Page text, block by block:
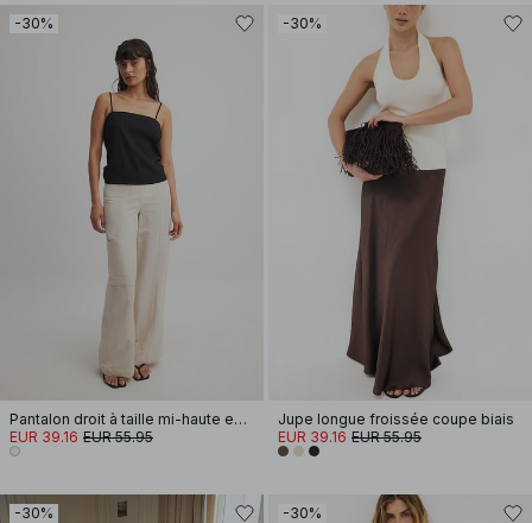
-30%
Pantalon droit à taille mi-haute en lin mélangé
EUR 39.16 EUR 55.95
-30%
Jupe longue froissée coupe biais
EUR 39.16 EUR 55.95
-30% -30%